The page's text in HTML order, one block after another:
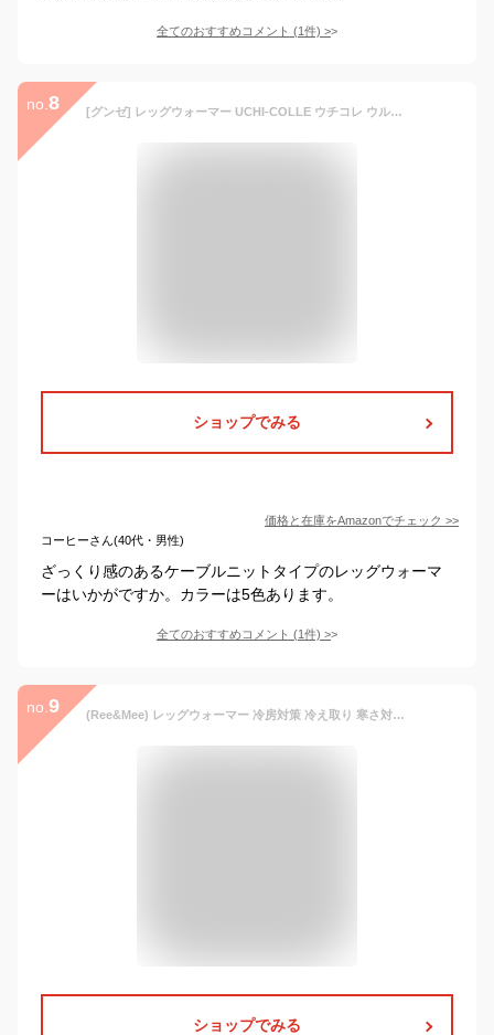
全てのおすすめコメント (1件) >
no. 8 [グンゼ] レッグウォーマー UCHI-COLLE ウチコレ ウルトラヒート 裏ボア 内側マシュマロタッチ レディース ベ－ジュ フリーサイズ
ショップでみる
価格と在庫をAmazonでチェック >>
コーヒーさん(40代・男性)
ざっくり感のあるケーブルニットタイプのレッグウォーマ
ーはいかがですか。カラーは5色あります。
全てのおすすめコメント (1件) >
no. 9 (Ree&Mee) レッグウォーマー 冷房対策 冷え取り 寒さ対策 ルーズソックス サイハイ ニット 防寒 グッズ ルーズ タイプ 靴下 (ダークグレー)
ショップでみる